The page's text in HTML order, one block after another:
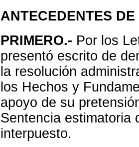
ANTECEDENTES DE
PRIMERO.- Por los
presentó escrito de
la resolución
los Hechos y
apoyo de su
Sentencia estimatoria
interpuesto.